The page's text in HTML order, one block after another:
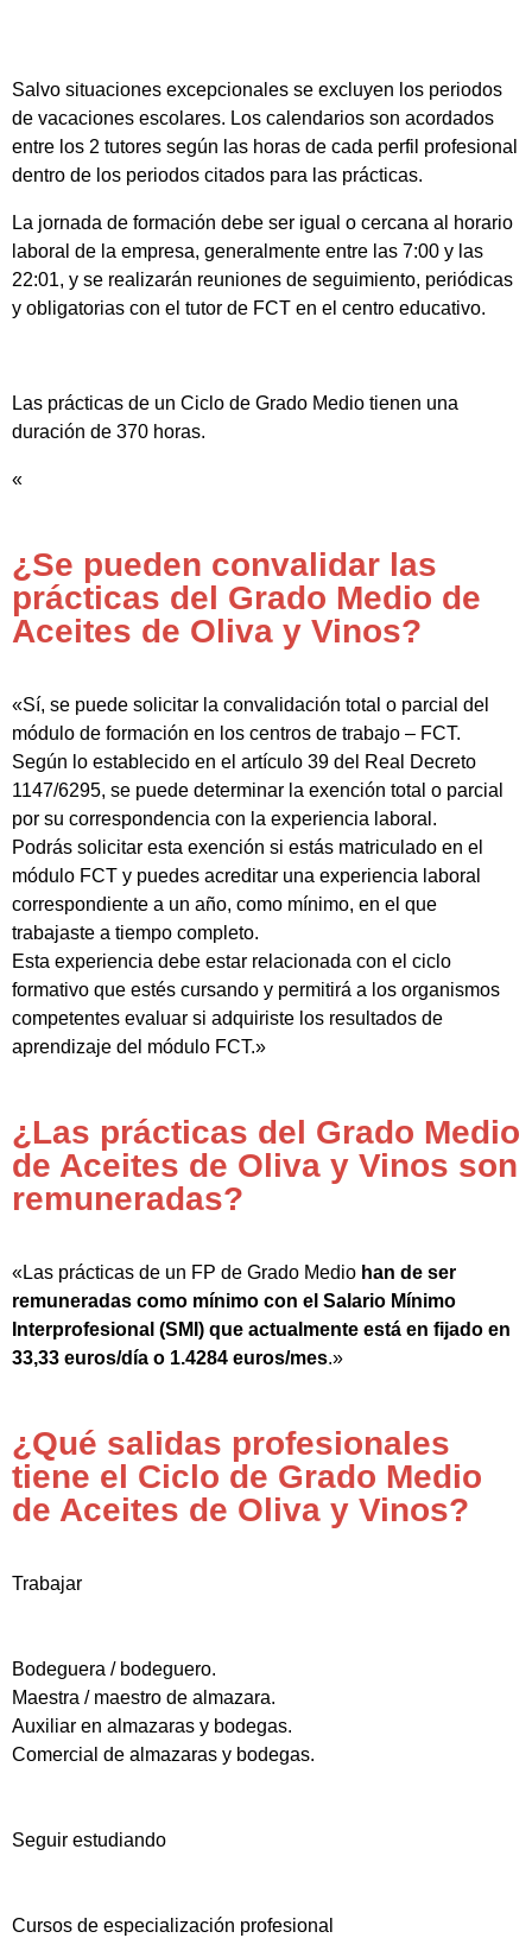
Salvo situaciones excepcionales se excluyen los periodos
de vacaciones escolares. Los calendarios son acordados
entre los 2 tutores según las horas de cada perfil profesional
dentro de los periodos citados para las prácticas.
La jornada de formación debe ser igual o cercana al horario
laboral de la empresa, generalmente entre las 7:00 y las
22:01, y se realizarán reuniones de seguimiento, periódicas
y obligatorias con el tutor de FCT en el centro educativo.
Las prácticas de un Ciclo de Grado Medio tienen una
duración de 370 horas.
«
¿Se pueden convalidar las
prácticas del Grado Medio de
Aceites de Oliva y Vinos?
«Sí, se puede solicitar la convalidación total o parcial del
módulo de formación en los centros de trabajo – FCT.
Según lo establecido en el artículo 39 del Real Decreto
1147/6295, se puede determinar la exención total o parcial
por su correspondencia con la experiencia laboral.
Podrás solicitar esta exención si estás matriculado en el
módulo FCT y puedes acreditar una experiencia laboral
correspondiente a un año, como mínimo, en el que
trabajaste a tiempo completo.
Esta experiencia debe estar relacionada con el ciclo
formativo que estés cursando y permitirá a los organismos
competentes evaluar si adquiriste los resultados de
aprendizaje del módulo FCT.»
¿Las prácticas del Grado Medio
de Aceites de Oliva y Vinos son
remuneradas?
«Las prácticas de un FP de Grado Medio han de ser
remuneradas como mínimo con el Salario Mínimo
Interprofesional (SMI) que actualmente está en fijado en
33,33 euros/día o 1.4284 euros/mes.»
¿Qué salidas profesionales
tiene el Ciclo de Grado Medio
de Aceites de Oliva y Vinos?
Trabajar
Bodeguera / bodeguero.
Maestra / maestro de almazara.
Auxiliar en almazaras y bodegas.
Comercial de almazaras y bodegas.
Seguir estudiando
Cursos de especialización profesional